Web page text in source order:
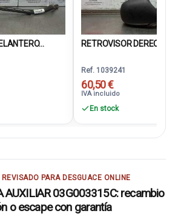
RETROVISOR DERECHO
Ref. 1039241
60,50 €
IVA incluido
En stock
PARA DESGUACE ONLINE
AUXILIAR 03G003315C: recambio
o escape con garantía